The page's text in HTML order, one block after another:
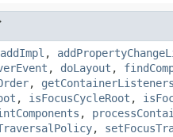
addImpl ,
, doLayout ,
, getContainerListeners
, isFocusCycleRoot ,
,
,